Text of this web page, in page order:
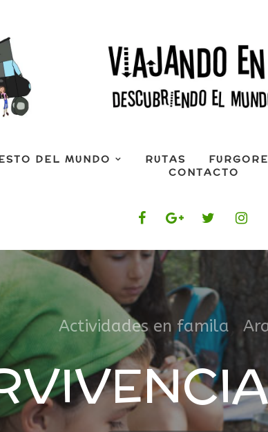
DEL MUNDO RUTAS
CONTACTO
Actividades en famila